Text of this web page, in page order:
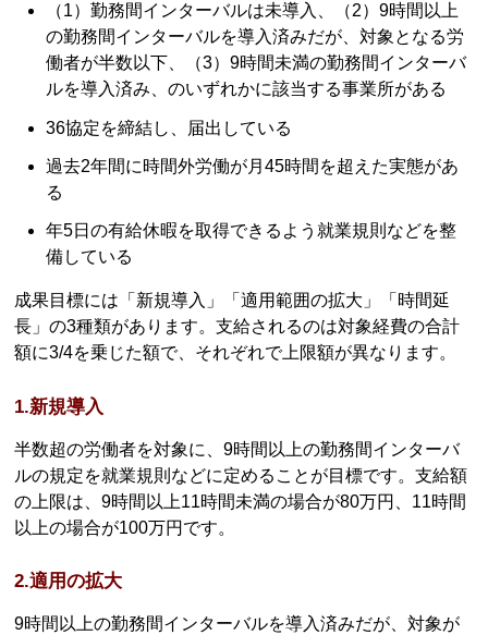
（1）勤務間インターバルは未導入、（2）9時間以上
の勤務間インターバルを導入済みだが、対象となる労
働者が半数以下、（3）9時間未満の勤務間インターバ
ルを導入済み、のいずれかに該当する事業所がある
36協定を締結し、届出している
過去2年間に時間外労働が月45時間を超えた実態があ
る
年5日の有給休暇を取得できるよう就業規則などを整
備している
成果目標には「新規導入」「適用範囲の拡大」「時間延
長」の3種類があります。支給されるのは対象経費の合計
額に3/4を乗じた額で、それぞれで上限額が異なります。
1.新規導入
半数超の労働者を対象に、9時間以上の勤務間インターバ
ルの規定を就業規則などに定めることが目標です。支給額
の上限は、9時間以上11時間未満の場合が80万円、11時間
以上の場合が100万円です。
2.適用の拡大
9時間以上の勤務間インターバルを導入済みだが、対象が